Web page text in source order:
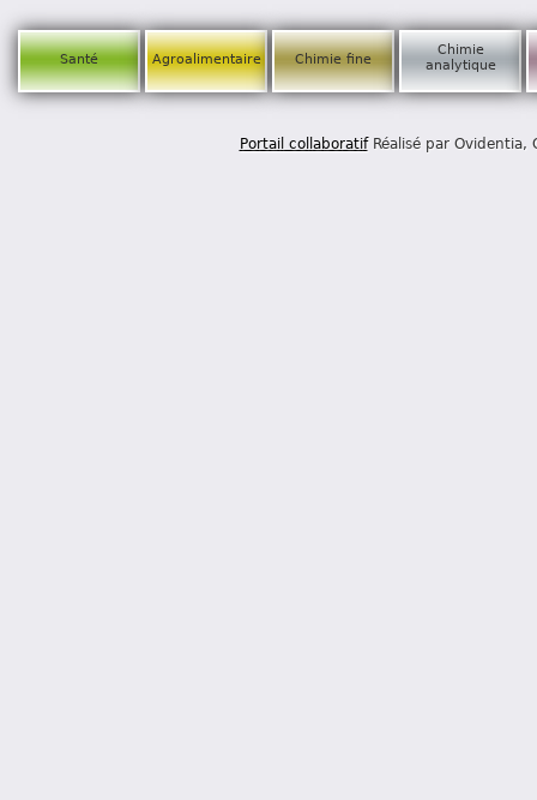
Santé Agroalimentaire Chimie fine
Chimie
analytique
Portail collaboratifRéalisé par Ovidentia,